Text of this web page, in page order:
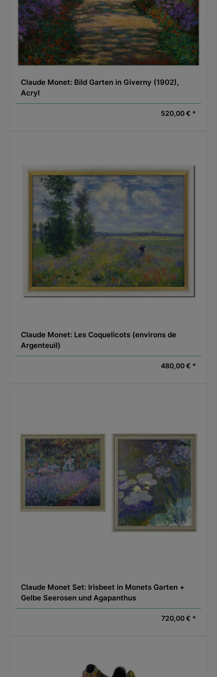
Claude Monet: Bild Garten in Giverny (1902),
Acryl
520,00 € *
Claude Monet: Les Coquelicots (environs de
Argenteuil)
480,00 € *
Claude Monet Set: Irisbeet in Monets Garten +
Gelbe Seerosen und Agapanthus
720,00 € *